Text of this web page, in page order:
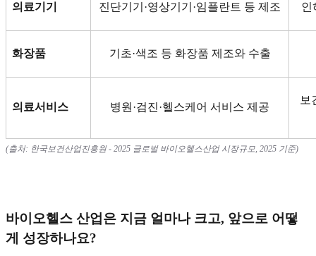
의료기기 진단기기 ·영상기기 ·임플란트 등 제조 인
화장품 기초·색조 등 화장품 제조와 수출
의료서비스 병원·검진·헬스케어 서비스 제공
보
(출처: 한국보건산업진흥원- 2025 글로벌 바이오헬스산업 시장규모 , 2025 기준)
바이오헬스 산업은 지금 얼마나 크고, 앞으로 어떻
게 성장하나요?